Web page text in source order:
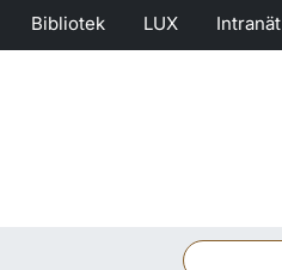
Bibliotek LUX Intranät